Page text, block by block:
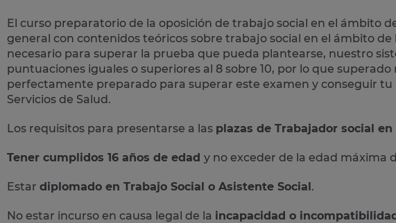
El curso preparatorio de la oposición de trabajo social en el ámbito
general con contenidos teóricos sobre trabajo social en el ámbito
necesario para superar la prueba que pueda plantearse, nuestro
puntuaciones iguales o superiores al 8 sobre 10, por lo que
perfectamente preparado para superar este examen y conseguir tu
Servicios de Salud.
Los requisitos para presentarse a las plazas de Trabajador social
Tener cumplidos 16 años de edad y no exceder de la edad máxima
Estar diplomado en Trabajo Social o Asistente Social.
No estar incurso en causa legal de la incapacidad o